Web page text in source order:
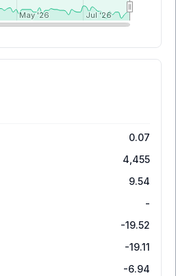
May '26
May '26 Jul '26
Jul '26
0.07
4,455
9.54
-
-19.52
-19.11
-6.94